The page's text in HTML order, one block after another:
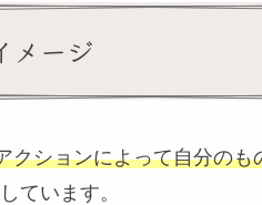
メージ
クションによって自分のも
ています。